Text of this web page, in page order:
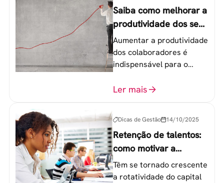
Saiba como melhorar a
produtividade dos seus
colaboradores
Aumentar a produtividade
dos colaboradores é
indispensável para o
equipe de trabalho. 6
Ler mais
Dicas de Gestão 14/10/2025
Retenção de talentos:
como motivar a
geração Y nas
empresas?
Têm se tornado crescente
a rotatividade do capital